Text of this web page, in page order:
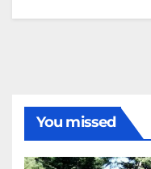
You missed